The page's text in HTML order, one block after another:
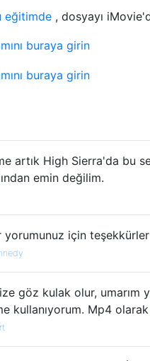
eğitimde , dosyayı
artık High Sierra'da bu
emin değilim.
yorumunuz için teşekkürler
göz kulak olur, umarım
kullanıyorum. Mp4